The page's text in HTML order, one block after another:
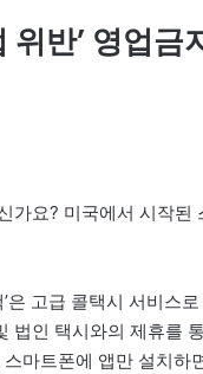
위반’ 영업금
가요? 미국에서 시작된
’은 고급 콜택시 서비스
법인 택시와의 제휴를
마트폰에 앱만 설치하